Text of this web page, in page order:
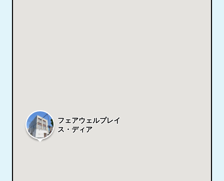
フェアウェルプレイ
ス・ディア